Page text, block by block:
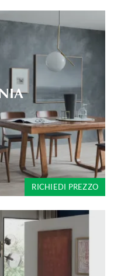
RICHIEDI PREZZO